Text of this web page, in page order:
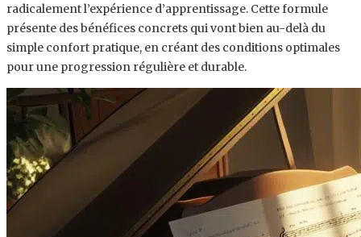
radicalement l’expérience d’apprentissage. Cette formule
présente des bénéfices concrets qui vont bien au-delà du
simple confort pratique, en créant des conditions optimales
pour une progression régulière et durable.